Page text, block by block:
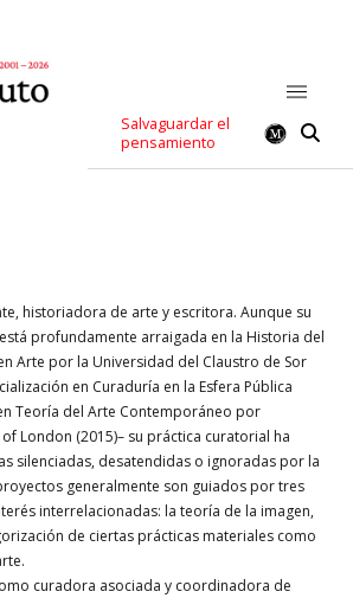
Salvaguardar el
pensamiento
historiadora de arte y escritora. Aunque su
profundamente arraigada en la Historia del
Arte por la Universidad del Claustro de Sor
en Curaduría en la Esfera Pública
Teoría del Arte Contemporáneo por
London (2015)– su práctica curatorial ha
silenciadas, desatendidas o ignoradas por la
generalmente son guiados por tres
interrelacionadas: la teoría de la imagen,
de ciertas prácticas materiales como
curadora asociada y coordinadora de